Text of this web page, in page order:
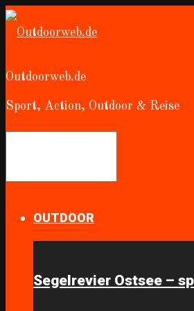
Outdoorweb.de
Sport, Action, Outdoor & Reise
OUTDOOR
Segelrevier Ostsee –